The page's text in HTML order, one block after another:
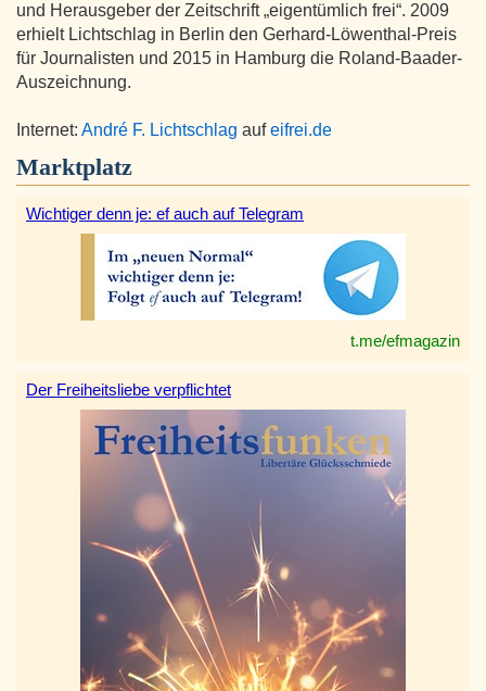
und Herausgeber der Zeitschrift „eigentümlich frei“. 2009
erhielt Lichtschlag in Berlin den Gerhard-Löwenthal-Preis
für Journalisten und 2015 in Hamburg die Roland-Baader-
Auszeichnung.
Internet: André F. Lichtschlag aufeifrei.de
Marktplatz
Wichtiger denn je: ef auch auf Telegram
t.me/efmagazin
Der Freiheitsliebe verpflichtet